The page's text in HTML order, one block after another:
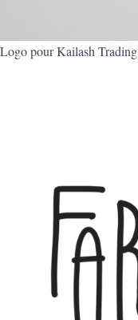
Logo pour Kailash Trading